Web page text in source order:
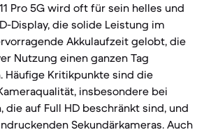
Pro 5G wird oft für sein helles und
Display, die solide Leistung im
Akkulaufzeit gelobt, die
Nutzung einen ganzen Tag
Häufige Kritikpunkte sind die
insbesondere bei
die auf Full HD beschränkt sind, und
Sekundärkameras. Auch